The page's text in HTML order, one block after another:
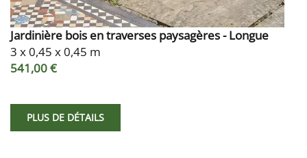
Jardinière bois en traverses paysagères - Longue
3 x 0,45 x 0,45 m
541,00 €
PLUS DE DÉTAILS